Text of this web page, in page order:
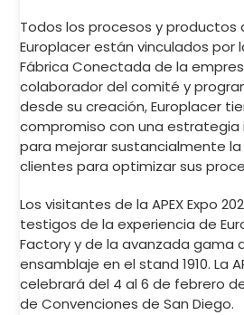
Todos los procesos y productos
Europlacer están vinculados por
Fábrica Conectada de la
colaborador del comité y
desde su creación, Europlacer
compromiso con una estrategia
para mejorar sustancialmente
clientes para optimizar sus
Los visitantes de la APEX Expo
testigos de la experiencia de
Factory y de la avanzada gama
ensamblaje en el stand 1910. La
celebrará del 4 al 6 de febrero
de Convenciones de San Diego.